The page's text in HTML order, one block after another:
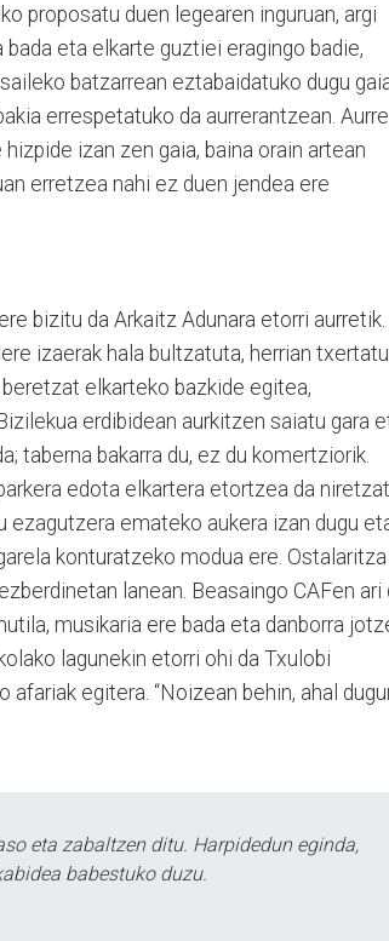
proposatu duen legearen inguruan, argi
eta elkarte guztiei eragingo badie,
batzarrean eztabaidatuko dugu
errespetatuko da aurrerantzean.
izan zen gaia, baina orain artean
erretzea nahi ez duen jendea ere
bizitu da Arkaitz Adunara etorri aurretik.
izaerak hala bultzatuta, herrian txertatu
elkarteko bazkide egitea,
erdibidean aurkitzen saiatu gara
taberna bakarra du, ez du komertziorik.
edota elkartera etortzea da niretzat.
ezagutzera emateko aukera izan dugu
konturatzeko modua ere. Ostalaritza
lanean. Beasaingo CAFen ari
musikaria ere bada eta danborra
lagunekin etorri ohi da Txulobi
egitera. “Noizean behin, ahal
eta zabaltzen ditu. Harpidedun eginda,
babestuko duzu.